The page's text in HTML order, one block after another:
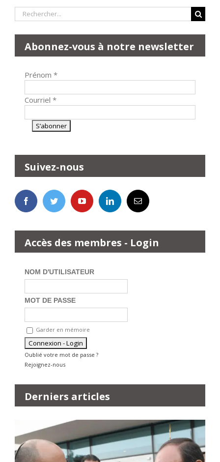
Rechercher:
Abonnez-vous à notre newsletter
Prénom *
Courriel *
Suivez-nous
Accès des membres - Login
NOM D'UTILISATEUR
MOT DE PASSE
Garder en mémoire
Oublié votre mot de passe ?
Rejoignez-nous
Derniers articles